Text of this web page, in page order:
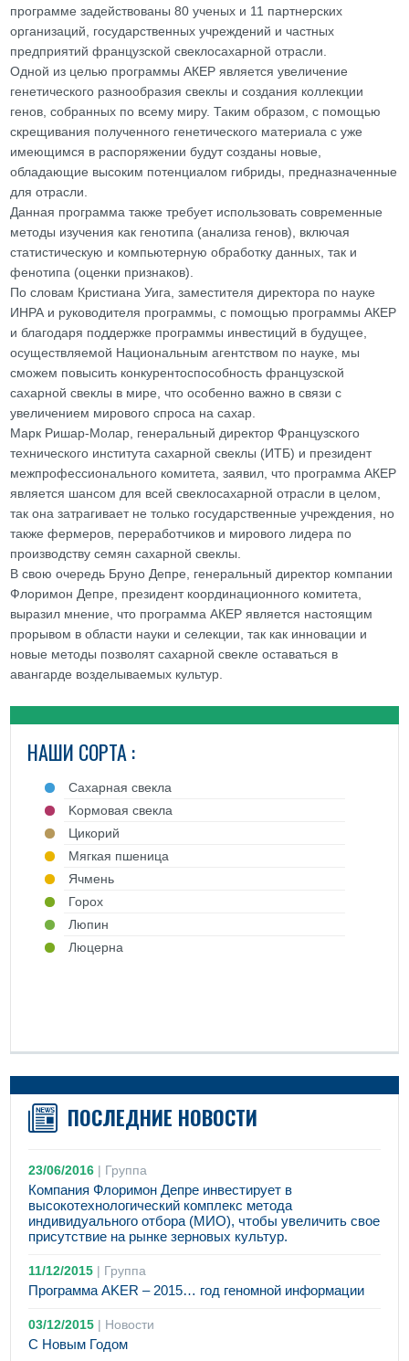
программе задействованы 80 ученых и 11 партнерских
организаций, государственных учреждений и частных
предприятий французской свеклосахарной отрасли.
Одной из целью программы АКЕР является увеличение
генетического разнообразия свеклы и создания коллекции
генов, собранных по всему миру. Таким образом, с помощью
скрещивания полученного генетического материала с уже
имеющимся в распоряжении будут созданы новые,
обладающие высоким потенциалом гибриды, предназначенные
для отрасли.
Данная программа также требует использовать современные
методы изучения как генотипа (анализа генов), включая
статистическую и компьютерную обработку данных, так и
фенотипа (оценки признаков).
По словам Кристиана Уига, заместителя директора по науке
ИНРА и руководителя программы, с помощью программы АКЕР
и благодаря поддержке программы инвестиций в будущее,
осуществляемой Национальным агентством по науке, мы
сможем повысить конкурентоспособность французской
сахарной свеклы в мире, что особенно важно в связи с
увеличением мирового спроса на сахар.
Марк Ришар-Молар, генеральный директор Французского
технического института сахарной свеклы (ИТБ) и президент
межпрофессионального комитета, заявил, что программа АКЕР
является шансом для всей свеклосахарной отрасли в целом,
так она затрагивает не только государственные учреждения, но
также фермеров, переработчиков и мирового лидера по
производству семян сахарной свеклы.
В свою очередь Бруно Депре, генеральный директор компании
Флоримон Депре, президент координационного комитета,
выразил мнение, что программа АКЕР является настоящим
прорывом в области науки и селекции, так как инновации и
новые методы позволят сахарной свекле оставаться в
авангарде возделываемых культур.
НАШИ СОРТА :
Cахарная свекла
Kормовая свекла
Цикорий
Mягкая пшеница
Ячмень
Горох
Люпин
Люцерна
ПОСЛЕДНИЕ НОВОСТИ
23/06/2016 | Группа
Компания Флоримон Депре инвестирует в
высокотехнологический комплекс метода
индивидуального отбора (МИО), чтобы увеличить свое
присутствие на рынке зерновых культур.
11/12/2015 | Группа
Программа AKER – 2015… год геномной информации
03/12/2015 | Новости
С Новым Годом